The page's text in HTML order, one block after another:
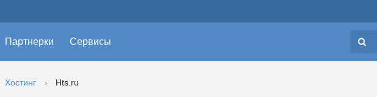
Партнерки Сервисы
Хостинг Hts.ru